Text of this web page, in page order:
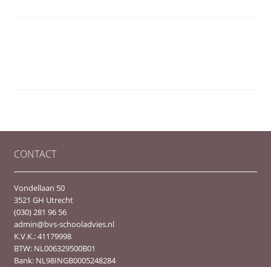
CONTACT
Vondellaan 50
3521 GH Utrecht
(030) 281 96 56
admin@bvs-schooladvies.nl
K.V.K.: 41179998
BTW: NL006329500B01
Bank: NL98INGB0005248284